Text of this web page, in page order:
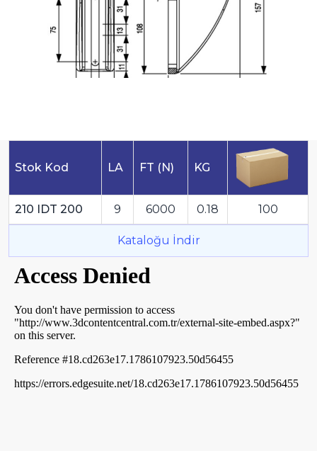
Stok Kod LA FT (N) KG
210 IDT 200 9 6000 0.18 100
Kataloğu İndir